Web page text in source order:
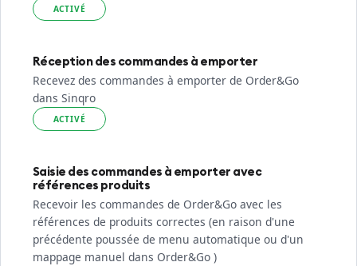
ACTIVÉ
Réception des commandes à emporter
Recevez des commandes à emporter de Order&Go
dans Sinqro
ACTIVÉ
Saisie des commandes à emporter avec
références produits
Recevoir les commandes de Order&Go avec les
références de produits correctes (en raison d'une
précédente poussée de menu automatique ou d'un
mappage manuel dans Order&Go )